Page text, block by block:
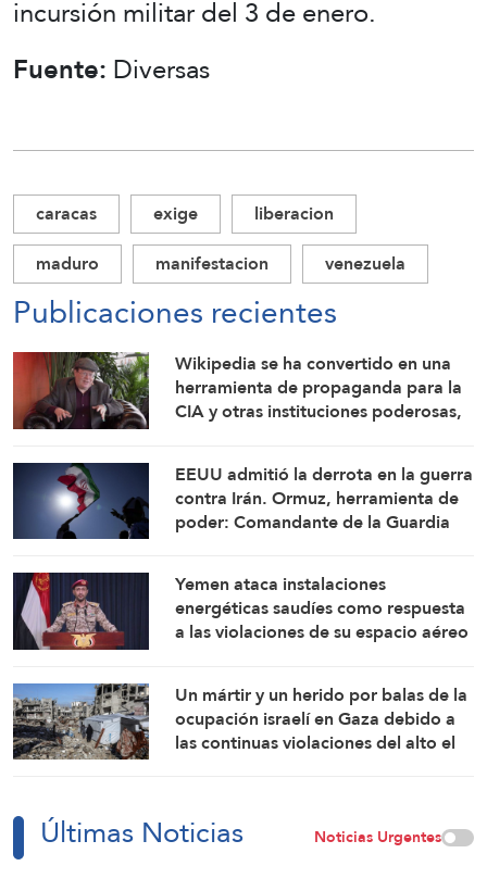
incursión militar del 3 de enero.
Fuente:Diversas
caracas exige
liberacion
maduro
manifestacion venezuela
Publicaciones recientes
Wikipedia se ha convertido en una
herramienta de propaganda para la
CIA y otras instituciones poderosas,
EEUU admitió la derrota en la guerra
contra Irán. Ormuz, herramienta de
poder: Comandante de la Guardia
Yemen ataca instalaciones
energéticas saudíes como respuesta
a las violaciones de su espacio aéreo
Un mártir y un herido por balas de la
ocupación israelí en Gaza debido a
las continuas violaciones del alto el
Últimas Noticias Noticias Urgentes